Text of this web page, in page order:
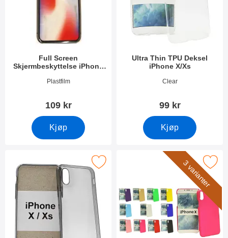
Full Screen
Skjermbeskyttelse iPhone
Varenummer 25878
Plastfilm
109 kr
Kjøp
Ultra Thin TPU Deksel
iPhone X/Xs
Varenummer 24879
Clear
99 kr
Kjøp
Merk ultra Thin TPU Deksel iPhone X/Xs som favoritt3 varianter
Merk hardcase Deksel